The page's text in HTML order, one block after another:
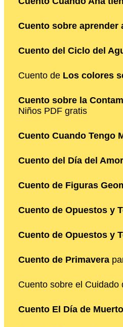
Cuento sobre aprender
Cuento del Ciclo del
Cuento de Los colores
Cuento sobre la
Niños PDF gratis
Cuento Cuando Tengo
Cuento del Día del
Cuento de Figuras
Cuento de Opuestos y
Cuento de Opuestos y
Cuento de Primavera
Cuento sobre el Cuidado
Cuento El Día de